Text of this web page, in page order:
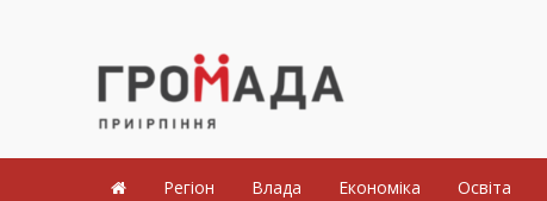
Громада Приірпіння
Регіон Влада Економіка Освіта